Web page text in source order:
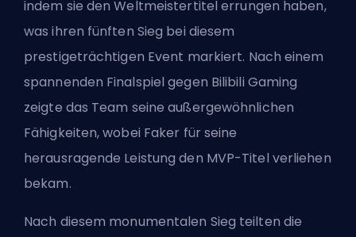
indem sie den Weltmeistertitel errungen haben,
was ihren fünften Sieg bei diesem
prestigeträchtigen Event markiert. Nach einem
spannenden Finalspiel gegen Bilibili Gaming
zeigte das Team seine außergewöhnlichen
Fähigkeiten, wobei Faker für seine
herausragende Leistung den MVP-Titel verliehen
bekam.
Nach diesem monumentalen Sieg teilten die